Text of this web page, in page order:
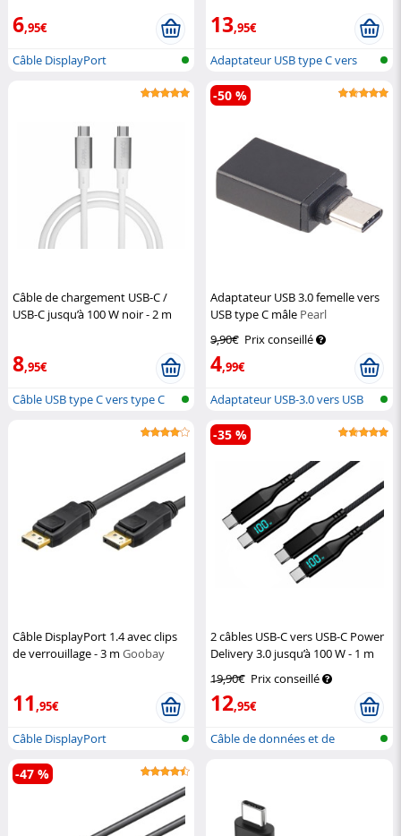
6,95€
Câble DisplayPort
13,95€
Adaptateur USB type C vers
jack
Câble de chargement USB-C /
USB-C jusqu’à 100 W noir - 2 m
8,95€
Câble USB type C vers type C
Adaptateur USB 3.0 femelle vers
USB type C mâle Pearl
9,90€ Prix conseillé
4,99€
-50 %
Adaptateur USB-3.0 vers USB
type C
Câble DisplayPort 1.4 avec clips
de verrouillage - 3 m Goobay
11 ,95€
Câble DisplayPort
2 câbles USB-C vers USB-C Power
Delivery 3.0 jusqu’à 100 W - 1 m
19,90€ Prix conseillé
12,95€
-35 %
Câble de données et de
-47 %